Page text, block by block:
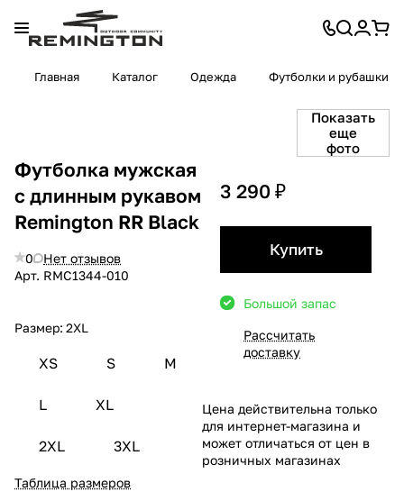
Главная Каталог Одежда Футболки и рубашки
Показать
еще
фото
Футболка мужская
с длинным рукавом
Remington RR Вlack
0
Нет отзывов
Арт. RMС1344-010
Размер: 2XL
XS S M
L XL
2XL 3XL
Таблица размеров
3 290 ₽
Купить
Большой запас
Рассчитать
доставку
Цена действительна только
для интернет-магазина и
может отличаться от цен в
розничных магазинах